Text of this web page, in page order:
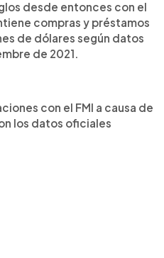
desde entonces con el
compras y préstamos
de dólares según datos
de 2021.
con el FMI a causa de
los datos oficiales